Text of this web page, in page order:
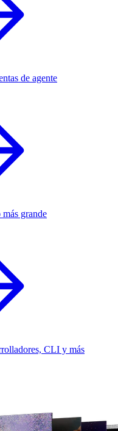
de agente
grande
CLI y más